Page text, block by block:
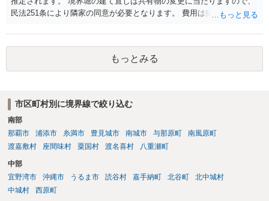
民法251条により隣家の同意が必要となります。 費用は掛かります
修の必要性、工事の見積もりや期間、負担割合の提案などを記載した
書面を作成し送付されてみてはいかがでしょうか。
もっとみる
市区町村別に境界線で絞り込む
南部
那覇市
浦添市 糸満市 豊見城市 南城市 与那原町
南風原町
渡嘉敷村
座間味村 粟国村 渡名喜村 八重瀬町
中部
宜野湾市
沖縄市 うるま市 読谷村 嘉手納町 北谷町
北中城村
中城村
西原町